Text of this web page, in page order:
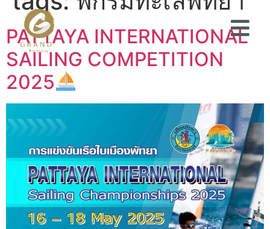
PATTAYA INTERNATIONAL
SAILING COMPETITION
2025